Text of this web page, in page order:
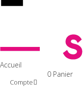
Accueil
Compte
0 Panier